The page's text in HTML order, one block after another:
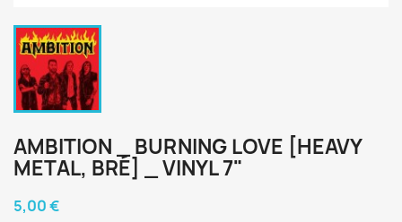
AMBITION _ BURNING LOVE [HEAVY
METAL, BRÉ] _ VINYL 7"
5,00 €